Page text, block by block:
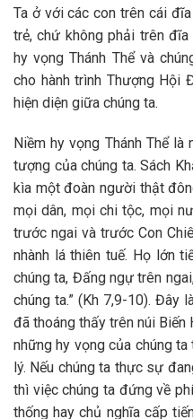
Ta ở với các con trên cái
trẻ, chứ không phải trên
hy vọng Thánh Thể và
cho hành trình Thượng Hội
hiện diện giữa chúng ta.
Niềm hy vọng Thánh Thể
tượng của chúng ta. Sách
kìa một đoàn người thật
mọi dân, mọi chi tộc, mọi
trước ngai và trước Con
nhành lá thiên tuế. Họ lớn
chúng ta, Đấng ngự trên
chúng ta.” (Kh 7,9-10). Đây
đã thoáng thấy trên núi
những hy vọng của chúng
lý. Nếu chúng ta thực sự
thì việc chúng ta đứng về
thống hay chủ nghĩa cấp